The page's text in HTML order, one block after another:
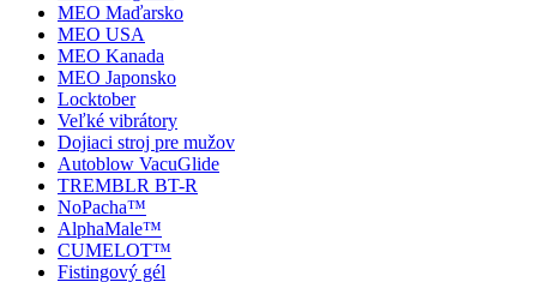
MEO Maďarsko
MEO USA
MEO Kanada
MEO Japonsko
Locktober
Veľké vibrátory
Dojiaci stroj pre mužov
Autoblow VacuGlide
TREMBLR BT-R
NoPacha™
AlphaMale™
CUMELOT™
Fistingový gél